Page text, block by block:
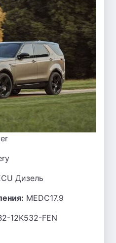
Дизель
MEDC17.9
12K532-FEN